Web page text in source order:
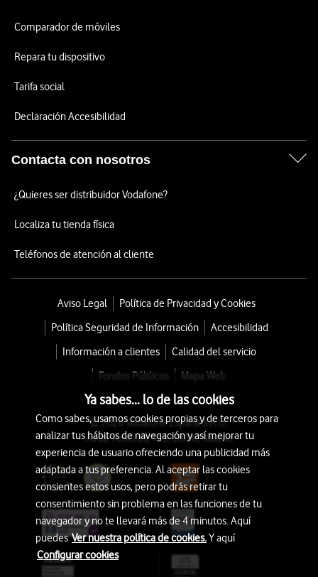
Comparador de móviles
Repara tu dispositivo
Tarifa social
Declaración Accesibilidad
Contacta con nosotros
¿Quieres ser distribuidor Vodafone?
Localiza tu tienda física
Teléfonos de atención al cliente
Aviso Legal
Política de Privacidad y Cookies
Política Seguridad de Información
Accesibilidad
Información a clientes
Calidad del servicio
Fondos Públicos
Mapa Web
© 2026 Vodafone España S.A.U.
Avda. América 115, 28042 Madrid
Ya sabes... lo de las cookies
Como sabes, usamos cookies propias y de terceros para
analizar tus hábitos de navegación y así mejorar tu
experiencia de usuario ofreciendo una publicidad más
adaptada a tus preferencia. Al aceptar las cookies
consientes estos usos, pero podrás retirar tu
consentimiento sin problema en las funciones de tu
navegador y no te llevará más de 4 minutos. Aquí
puedesVer nuestra política de cookies.Y aquí
Configurar cookies